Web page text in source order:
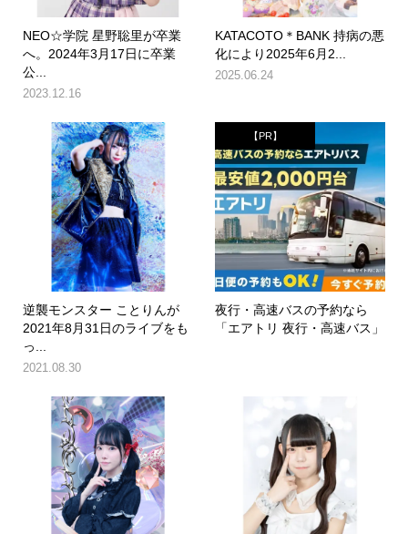
NEO☆学院 星野聡里が卒業
へ。2024年3月17日に卒業
公...
2023.12.16
KATACOTO＊BANK 持病の悪
化により2025年6月2...
2025.06.24
逆襲モンスター ことりんが
2021年8月31日のライブをも
っ...
2021.08.30
【PR】
夜行・高速バスの予約なら
「エアトリ 夜行・高速バス」